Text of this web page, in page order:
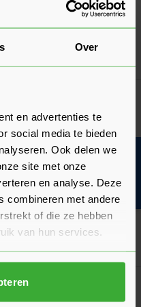
Over
en advertenties te
social media te bieden
Ook delen we
site met onze
en analyse. Deze
combineren met andere
of die ze hebben
van hun services.
Squared 20 Regular
80x80 mm